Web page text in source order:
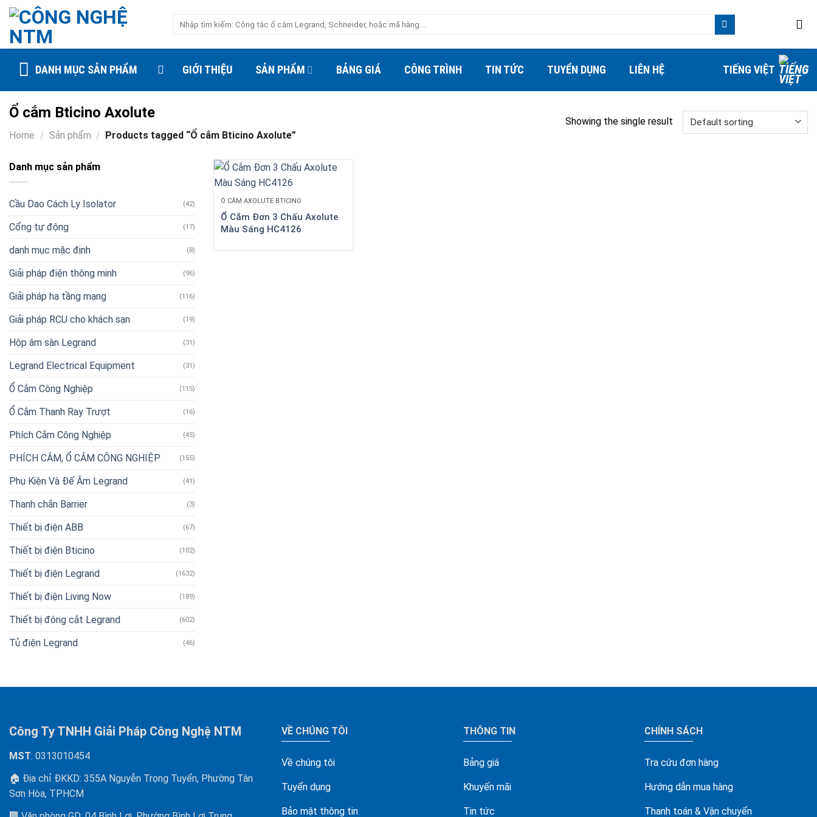
Skip
content
DANH MỤC SẢN PHẨM GIỚI THIỆU SẢN PHẨM BẢNG GIÁ CÔNG TRÌNH TIN TỨC TUYỂN DỤNG LIÊN HỆ TIẾNG VIỆT
Ổ cắm Bticino Axolute
Home / Sản phẩm / Products tagged “Ổ cắm Bticino Axolute”
Showing the single result
Danh mục sản phẩm
Cầu Dao Cách Ly Isolator (42)
Cổng tự động (17)
danh mục mặc định (8)
Giải pháp điện thông minh (96)
Giải pháp hạ tầng mạng (116)
Giải pháp RCU cho khách sạn (19)
Hộp âm sàn Legrand (31)
Legrand Electrical Equipment (31)
Ổ Cắm Công Nghiệp (115)
Ổ Cắm Thanh Ray Trượt (16)
Phích Cắm Công Nghiệp (45)
PHÍCH CẮM, Ổ CẮM CÔNG NGHIỆP (155)
Phụ Kiện Và Đế Âm Legrand (41)
Thanh chắn Barrier (3)
Thiết bị điện ABB (67)
Thiết bị điện Bticino (102)
Thiết bị điện Legrand (1632)
Thiết bị điện Living Now (189)
Thiết bị đóng cắt Legrand (602)
Tủ điện Legrand (46)
Ổ CẮM AXOLUTE BTICINO
Ổ Cắm Đơn 3 Chấu Axolute
Màu Sáng HC4126
Công Ty TNHH Giải Pháp Công Nghệ NTM
MST: 0313010454
🏠 Địa chỉ ĐKKD: 355A Nguyễn Trọng Tuyển, Phường Tân
Sơn Hòa, TPHCM
VỀ CHÚNG TÔI
Về chúng tôi
Tuyển dụng
Bảo mật thông tin
THÔNG TIN
Bảng giá
Khuyến mãi
Tin tức
CHÍNH SÁCH
Tra cứu đơn hàng
Hướng dẫn mua hàng
Thanh toán & Vận chuyển